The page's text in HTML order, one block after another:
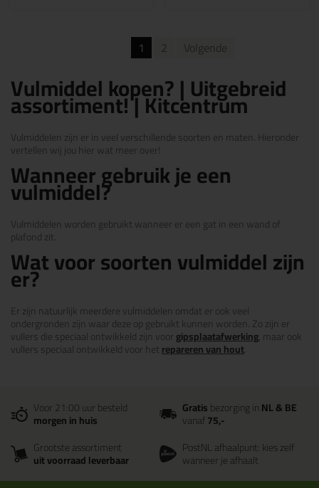
1 2 Volgende
Vulmiddel kopen? | Uitgebreid
assortiment! | Kitcentrum
Vulmiddelen zijn er in veel verschillende soorten en maten. Hieronder
vertellen wij jou hier wat meer over!
Wanneer gebruik je een
vulmiddel?
Vulmiddelen worden gebruikt wanneer er een gat in een wand of
plafond zit.
Wat voor soorten vulmiddel zijn
er?
Er zijn natuurlijk meerdere vulmiddelen omdat er ook veel
ondergronden zijn waar deze op gebruikt kunnen worden. Zo zijn er
vullers die speciaal ontwikkeld zijn voor gipsplaatafwerking, maar ook
vullers speciaal ontwikkeld voor hetrepareren van hout.
Voor 21:00 uur besteld
morgen in huis
Gratisbezorging inNL & BE
vanaf75,-
Grootste assortiment
uit voorraad leverbaar
PostNL afhaalpunt: kies zelf
wanneer je afhaalt